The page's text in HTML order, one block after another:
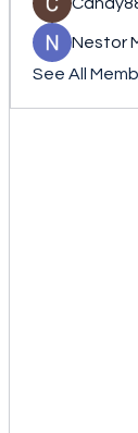
Nestor
See All